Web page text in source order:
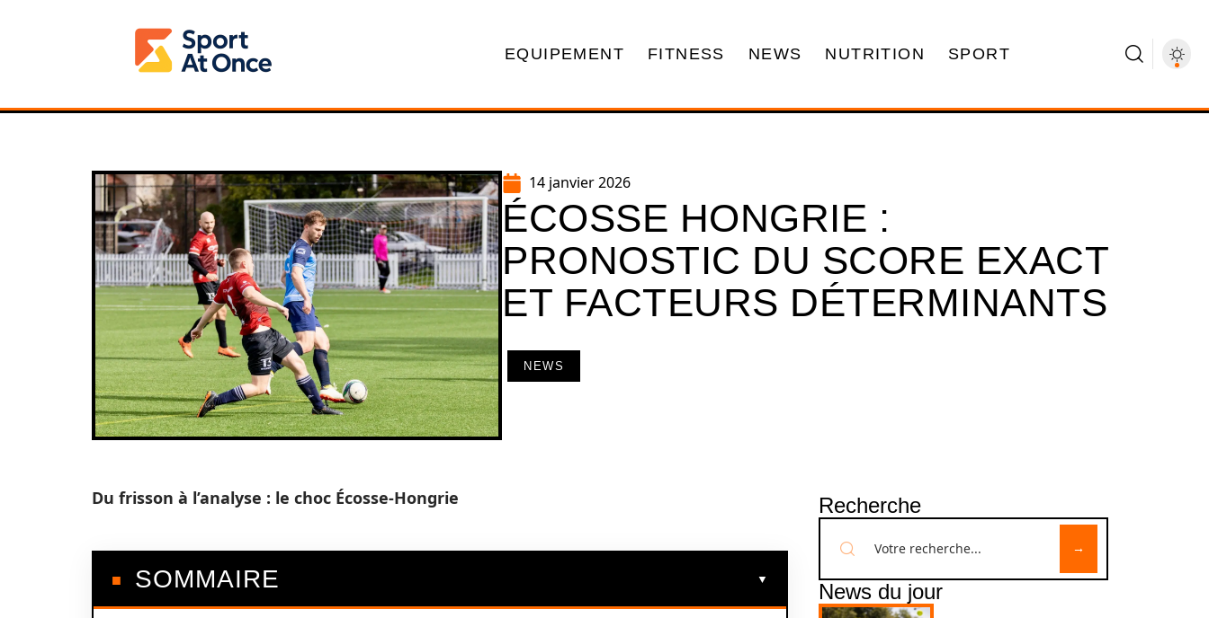
EQUIPEMENT FITNESS NEWS NUTRITION SPORT
14 janvier 2026
ÉCOSSE HONGRIE :
PRONOSTIC DU SCORE EXACT
ET FACTEURS DÉTERMINANTS
NEWS
Du frisson à l’analyse : le choc Écosse-Hongrie
SOMMAIRE
Recherche
News du jour